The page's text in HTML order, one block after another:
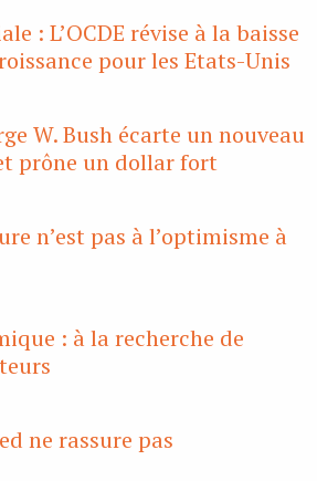
: L’OCDE révise à la baisse
pour les Etats-Unis
W. Bush écarte un nouveau
prône un dollar fort
n’est pas à l’optimisme à
: à la recherche de
ne rassure pas